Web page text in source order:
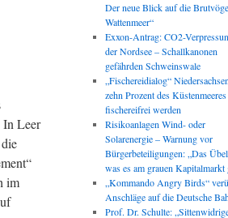
In Leer
im
Der neue Blick auf die
Wattenmeer“
Exxon-Antrag: CO2-
der Nordsee – Schallkanonen
gefährden Schweinswale
„Fischereidialog“
zehn Prozent des
fischereifrei werden
Risikoanlagen Wind- oder
Solarenergie – Warnung vor
Bürgerbeteiligungen: „Das
was es am grauen Kapitalmarkt
„Kommando Angry Birds“
Anschläge auf die Deutsche
Prof. Dr. Schulte: